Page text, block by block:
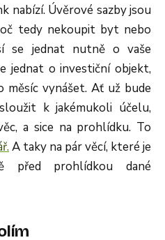
nabízí. Úvěrové sazby jsou
tedy nekoupit byt nebo
se jednat nutně o vaše
jednat o investiční objekt,
měsíc vynášet. Ať už bude
k jakémukoli účelu,
a sice na prohlídku. To
A taky na pár věcí, které je
před prohlídkou dané